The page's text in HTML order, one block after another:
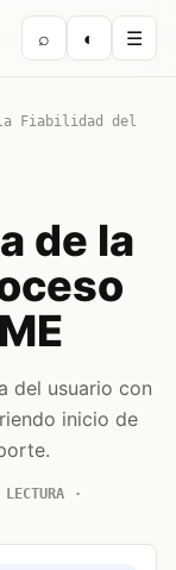
⌕ ◐ ☰
Fiabilidad del
de la
del usuario con
inicio de